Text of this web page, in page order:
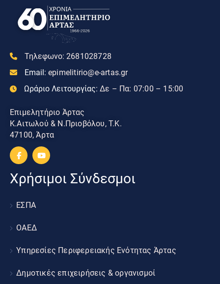
Τηλεφωνο: 2681028728
Email: epimelitirio@e-artas.gr
Ωράριο Λειτουργίας: Δε – Πα: 07:00 – 15:00
Επιμελητήριο Άρτας
Κ.Αιτωλού & Ν.Πριοβόλου, Τ.Κ.
47100, Άρτα
Χρήσιμοι Σύνδεσμοι
ΕΣΠΑ
ΟΑΕΔ
Υπηρεσίες Περιφερειακής Ενότητας Άρτας
Δημοτικές επιχειρήσεις & οργανισμοί